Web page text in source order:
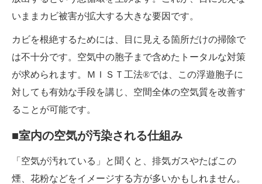
いままカビ被害が拡大する大きな要因です。
カビを根絶するためには、目に見える箇所だけの掃除で
は不十分です。空気中の胞子まで含めたトータルな対策
が求められます。ＭＩＳＴ工法®では、この浮遊胞子に
対しても有効な手段を講じ、空間全体の空気質を改善す
ることが可能です。
■室内の空気が汚染される仕組み
「空気が汚れている」と聞くと、排気ガスやたばこの
煙、花粉などをイメージする方が多いかもしれません。